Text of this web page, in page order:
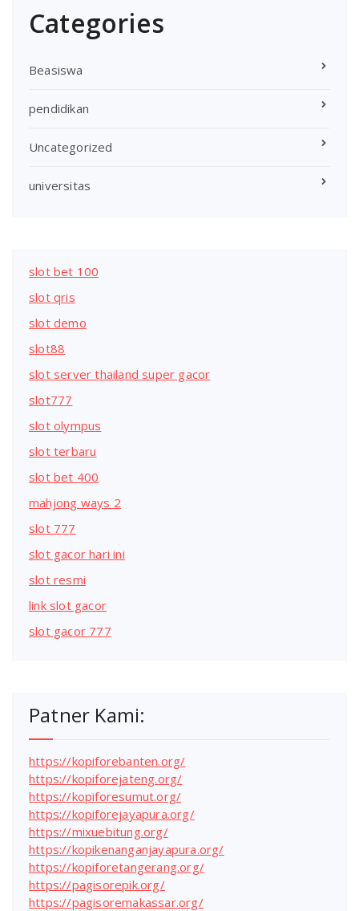
Categories
Beasiswa
pendidikan
Uncategorized
universitas
slot bet 100
slot qris
slot demo
slot88
slot server thailand super gacor
slot777
slot olympus
slot terbaru
slot bet 400
mahjong ways 2
slot 777
slot gacor hari ini
slot resmi
link slot gacor
slot gacor 777
Patner Kami:
https://kopiforebanten.org/
https://kopiforejateng.org/
https://kopiforesumut.org/
https://kopiforejayapura.org/
https://mixuebitung.org/
https://kopikenanganjayapura.org/
https://kopiforetangerang.org/
https://pagisorepik.org/
https://pagisoremakassar.org/